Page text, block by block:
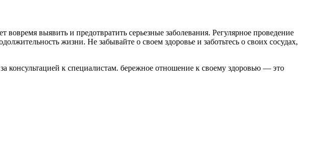
выявить и предотвратить серьезные заболевания. Регулярное проведение
жизни. Не забывайте о своем здоровье и заботьтесь о своих сосудах,
за консультацией к специалистам. бережное отношение к своему здоровью — это